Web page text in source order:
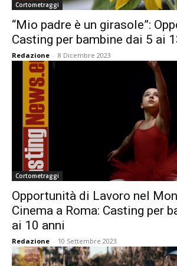
Cortometraggi
“Mio padre è un girasole”:
Casting per bambine dai 5 ai
Redazione - 8 Dicembre 2023
Cortometraggi
Opportunità di Lavoro nel
Cinema a Roma: Casting per
ai 10 anni
Redazione - 10 Settembre 2023